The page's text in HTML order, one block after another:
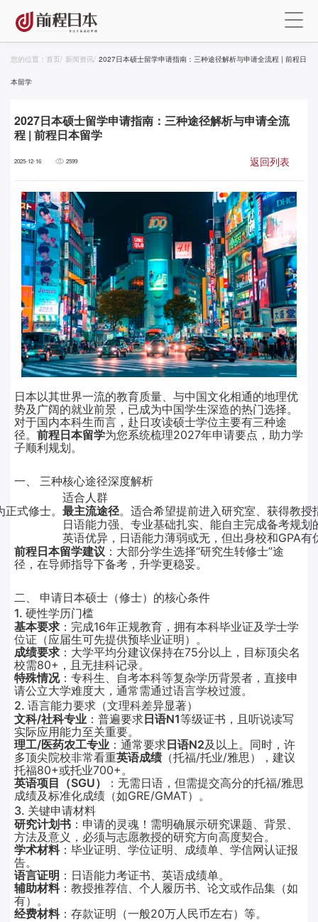
您的位置： 首页/ 新闻资讯/ 2027日本硕士留学申请指南：三种途径解析与申请全流程 | 前程日
本留学
2027日本硕士留学申请指南：三种途径解析与申请全流
程 | 前程日本留学
2025-12-16 2599 返回列表
日本以其世界一流的教育质量、与中国文化相通的地理优
势及广阔的就业前景，已成为中国学生深造的热门选择。
对于国内本科生而言，赴日攻读硕士学位主要有三种途
径。 前程日本留学为您系统梳理2027年申请要点，助力学
子顺利规划。
一、 三种核心途径深度解析
适合人群
正式修士。最主流途径。适合希望提前进入研究室、获得教授
日语能力强、专业基础扎实、能自主完成备考规划
英语优异，日语能力薄弱或无，但出身校和GPA有
前程日本留学建议 ：大部分学生选择“研究生转修士”途
径，在导师指导下备考，升学更稳妥。
二、 申请日本硕士（修士）的核心条件
1. 硬性学历门槛
基本要求 ：完成16年正规教育，拥有本科毕业证及学士学
位证（应届生可先提供预毕业证明）。
成绩要求 ：大学平均分建议保持在75分以上，目标顶尖名
校需80+，且无挂科记录。
特殊情况：专科生、自考本科等复杂学历背景者，直接申
请公立大学难度大，通常需通过语言学校过渡。
2. 语言能力要求（文理科差异显著）
文科/社科专业 ：普遍要求日语N1等级证书，且听说读写
实际应用能力至关重要。
理工/医药农工专业 ：通常要求日语N2及以上。同时，许
多顶尖院校非常看重英语成绩（托福/托业/雅思），建议
托福80+或托业700+。
英语项目（SGU）
：无需日语，但需提交高分的托福/雅思
成绩及标准化成绩（如GRE/GMAT）。
3. 关键申请材料
研究计划书 ：申请的灵魂！需明确展示研究课题、背景、
方法及意义，必须与志愿教授的研究方向高度契合。
学术材料：毕业证明、学位证明、成绩单、学信网认证报
告。
语言证明 ：日语能力考证书、英语成绩单。
辅助材料：教授推荐信、个人履历书、论文或作品集（如
有）。
经费材料：存款证明（一般20万人民币左右）等。